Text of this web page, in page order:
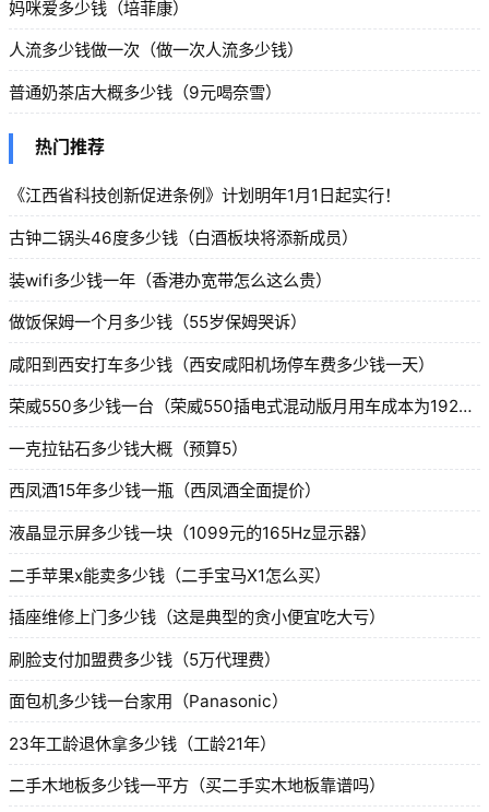
妈咪爱多少钱（培菲康）
人流多少钱做一次（做一次人流多少钱）
普通奶茶店大概多少钱（9元喝奈雪）
热门推荐
《江西省科技创新促进条例》计划明年1月1日起实行！
古钟二锅头46度多少钱（白酒板块将添新成员）
装wifi多少钱一年（香港办宽带怎么这么贵）
做饭保姆一个月多少钱（55岁保姆哭诉）
咸阳到西安打车多少钱（西安咸阳机场停车费多少钱一天）
荣威550多少钱一台（荣威550插电式混动版月用车成本为1929）
一克拉钻石多少钱大概（预算5）
西凤酒15年多少钱一瓶（西凤酒全面提价）
液晶显示屏多少钱一块（1099元的165Hz显示器）
二手苹果x能卖多少钱（二手宝马X1怎么买）
插座维修上门多少钱（这是典型的贪小便宜吃大亏）
刷脸支付加盟费多少钱（5万代理费）
面包机多少钱一台家用（Panasonic）
23年工龄退休拿多少钱（工龄21年）
二手木地板多少钱一平方（买二手实木地板靠谱吗）